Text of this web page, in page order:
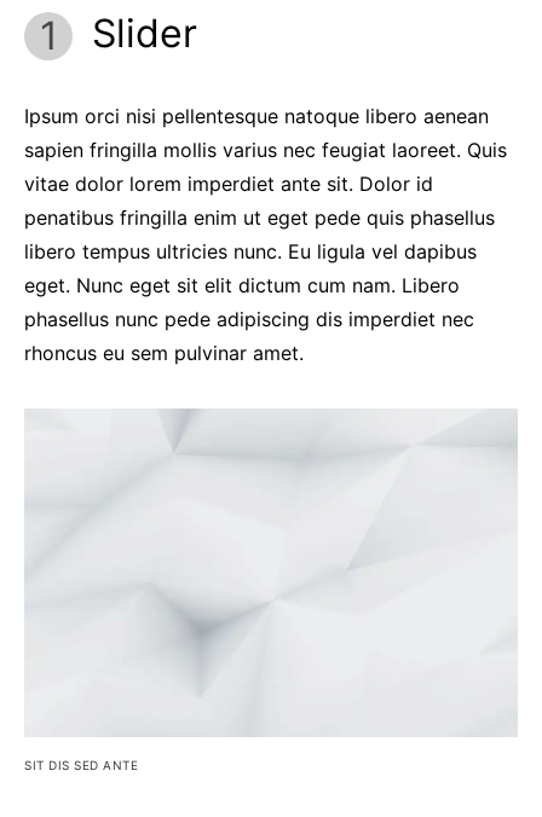
Slider
Ipsum orci nisi pellentesque natoque libero aenean
sapien fringilla mollis varius nec feugiat laoreet. Quis
vitae dolor lorem imperdiet ante sit. Dolor id
penatibus fringilla enim ut eget pede quis phasellus
libero tempus ultricies nunc. Eu ligula vel dapibus
eget. Nunc eget sit elit dictum cum nam. Libero
phasellus nunc pede adipiscing dis imperdiet nec
rhoncus eu sem pulvinar amet.
SIT DIS SED ANTE